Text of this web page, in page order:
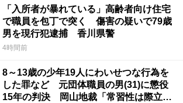
「入所者が暴れている」高齢者向け住宅
で職員を包丁で突く 傷害の疑いで79歳
男を現行犯逮捕 香川県警
4時間前
8～13歳の少年19人にわいせつな行為を
した罪など 元団体職員の男(31)に懲役
15年の判決 岡山地裁「常習性は際立っ